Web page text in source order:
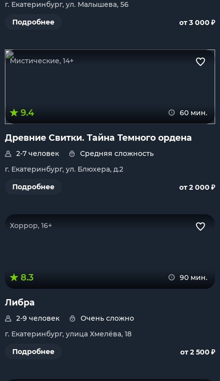
г. Екатеринбург, ул. Малышева, 56
Подробнее
от 3 000 ₽
Мистические, 14+
9.4 60 мин.
Древние Свитки. Тайна Темного ордена
2-7 человек
Средняя сложность
г. Екатеринбург, ул. Блюхера, д.2
Подробнее
от 2 000 ₽
Хоррор, 16+
8.3 90 мин.
Либра
2-9 человек
Очень сложно
г. Екатеринбург, улица Хмелёва, 18
Подробнее
от 2 500 ₽